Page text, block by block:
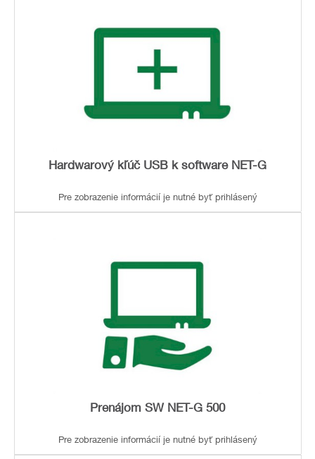
Hardwarový kľúč USB k software NET-G
Pre zobrazenie informácií je nutné byť prihlásený
Prenájom SW NET-G 500
Pre zobrazenie informácií je nutné byť prihlásený